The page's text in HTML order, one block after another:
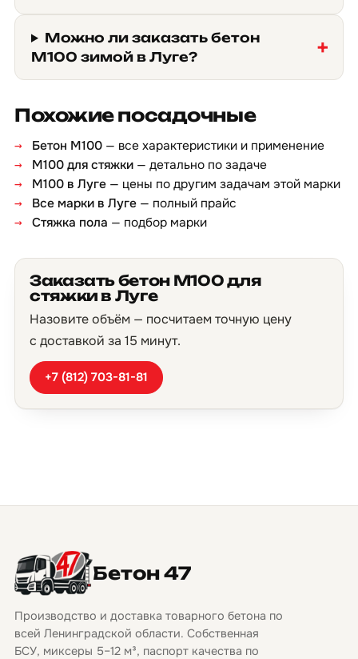
Можно ли заказать бетон
М100 зимой в Луге?
Похожие посадочные
Бетон М100 — все характеристики и применение
М100 для стяжки — детально по задаче
М100 в Луге — цены по другим задачам этой марки
Все марки в Луге — полный прайс
Стяжка пола — подбор марки
Заказать бетон М100 для
стяжки в Луге
Назовите объём — посчитаем точную цену
с доставкой за 15 минут.
+7 (812) 703-81-81
Бетон 47
Производство и доставка товарного бетона по
всей Ленинградской области. Собственная
БСУ, миксеры 5–12 м³, паспорт качества по